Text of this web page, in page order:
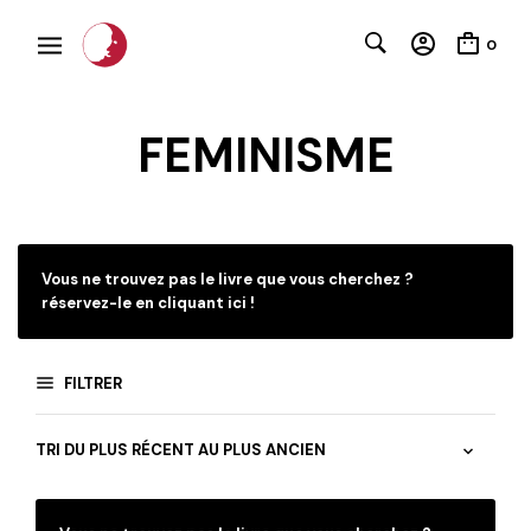
0
FEMINISME
Vous ne trouvez pas le livre que vous cherchez ?
réservez-le en cliquant ici !
FILTRER